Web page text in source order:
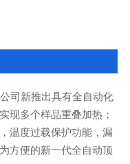
司新推出具有全自动化
现多个样品重叠加热；
温度过载保护功能，漏
方便的新一代全自动顶